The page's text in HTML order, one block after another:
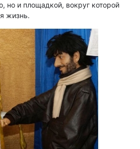
но и площадкой, вокруг которой
жизнь.